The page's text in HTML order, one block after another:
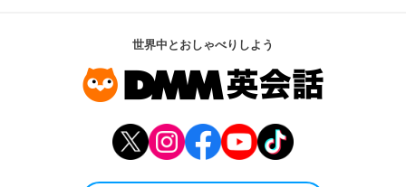
世界中とおしゃべりしよう